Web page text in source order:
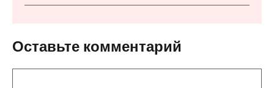
Оставьте комментарий